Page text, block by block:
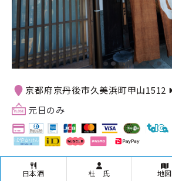
京都府京丹後市久美浜町甲山1512
元日のみ
日本酒 杜 氏 地図